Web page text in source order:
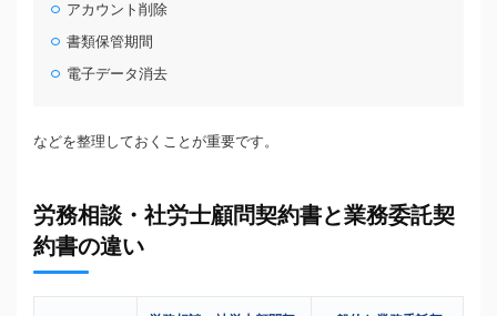
アカウント削除
書類保管期間
電子データ消去
などを整理しておくことが重要です。
労務相談・社労士顧問契約書と業務委託契
約書の違い